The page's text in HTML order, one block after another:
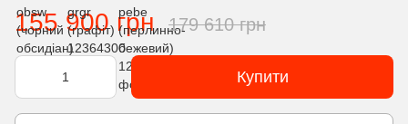
155 900 грн 179 610 грн
Купити